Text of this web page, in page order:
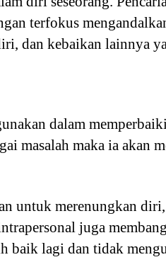
terfokus
dan kebaikan lainnya
dalam
masalah maka ia akan
untuk merenungkan
juga
baik lagi dan tidak